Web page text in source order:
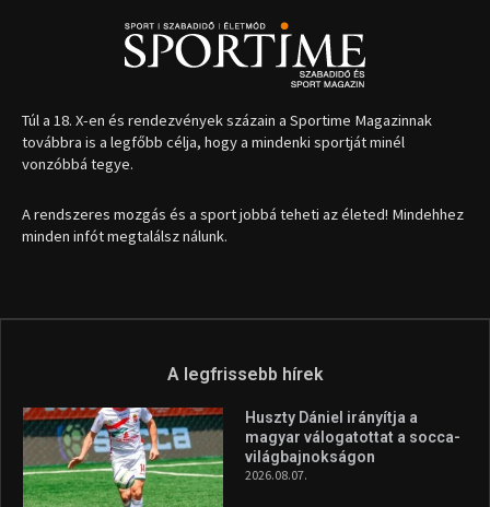
Túl a 18. X-en és rendezvények százain a Sportime Magazinnak
továbbra is a legfőbb célja, hogy a mindenki sportját minél
vonzóbbá tegye.
A rendszeres mozgás és a sport jobbá teheti az életed! Mindehhez
minden infót megtalálsz nálunk.
A legfrissebb hírek
Huszty Dániel irányítja a
magyar válogatottat a socca-
világbajnokságon
2026.08.07.